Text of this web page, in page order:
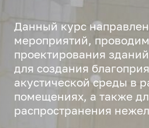
Данный курс
мероприятий,
проектирования
для создания
акустической среды в
помещениях, а также
распространения